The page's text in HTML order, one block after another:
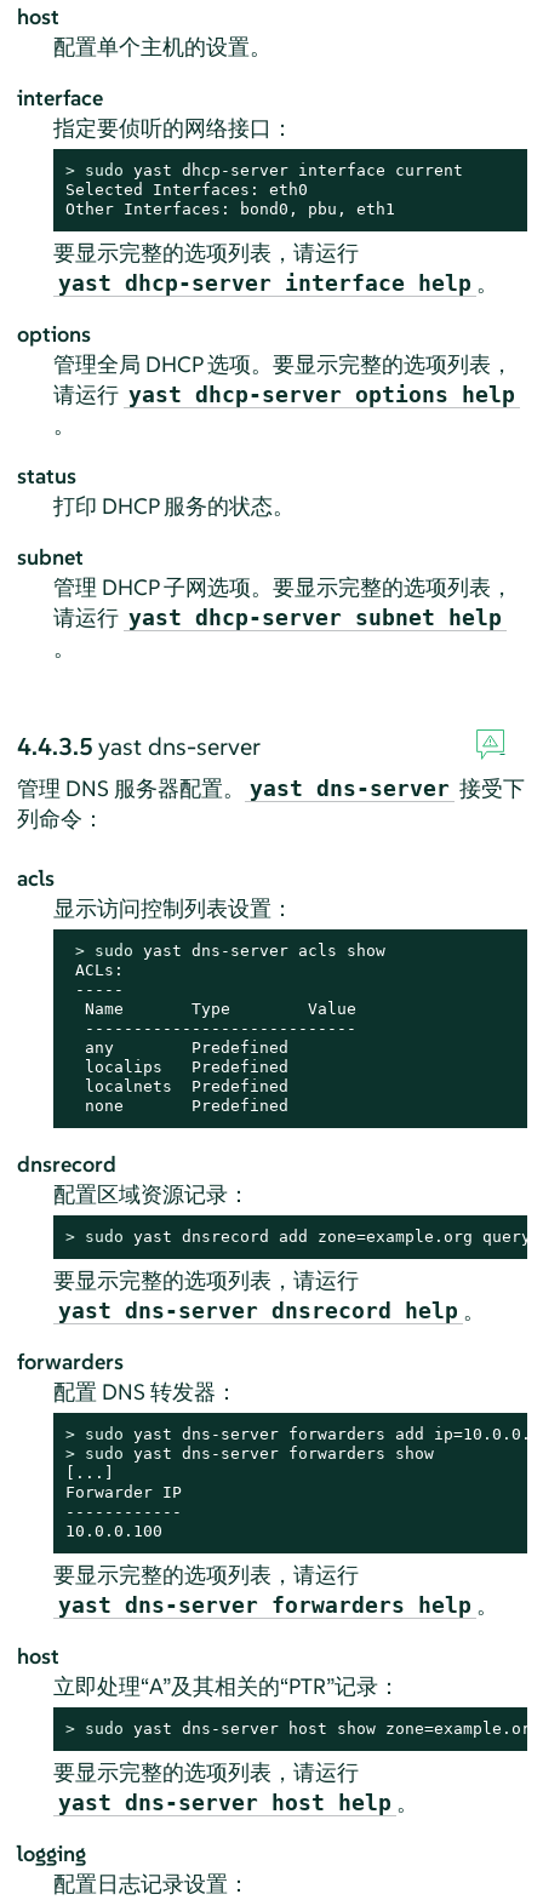
host
配置单个主机的设置。
interface
指定要侦听的网络接口：
> sudo yast dhcp-server interface current
Selected Interfaces: eth0
Other Interfaces: bond0, pbu, eth1
要显示完整的选项列表，请运行
yast dhcp-server interface help 。
options
管理全局 DHCP 选项。要显示完整的选项列表，
请运行 yast dhcp-server options help
。
status
打印 DHCP 服务的状态。
subnet
管理 DHCP 子网选项。要显示完整的选项列表，
请运行 yast dhcp-server subnet help
。
4.4.3.5yast dns-server
管理 DNS 服务器配置。 yast dns-server 接受下
列命令：
acls
显示访问控制列表设置：
> sudo yast dns-server acls show
ACLs:
-----
  Name       Type        Value
  ----------------------------
  any        Predefined
  localips   Predefined
  localnets  Predefined
  none       Predefined
dnsrecord
配置区域资源记录：
> sudo yast dnsrecord add zone=example.org
要显示完整的选项列表，请运行
yast dns-server dnsrecord help 。
forwarders
配置 DNS 转发器：
> sudo
> sudo yast dns-server forwarders show
[...]
Forwarder IP
------------
10.0.0.100
要显示完整的选项列表，请运行
yast dns-server forwarders help 。
host
立即处理“A”及其相关的“PTR”记录：
> sudo yast dns-server host show zone=example.org
要显示完整的选项列表，请运行
yast dns-server host help 。
logging
配置日志记录设置：